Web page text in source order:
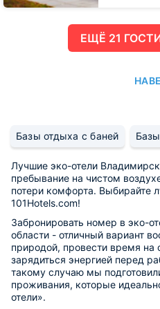
ЕЩË 21
Базы отдыха с баней
Лучшие эко-отели
пребывание на чистом
потери комфорта. Выбирайте
101Hotels.com!
Забронировать номер в эко-
области - отличный вариант
природой, провести время на
зарядиться энергией перед
такому случаю мы
проживания, которые
отели».